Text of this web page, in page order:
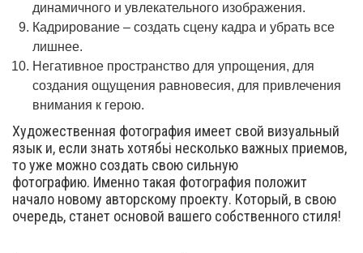
динамичного и увлекательного изображения.
Кадрирование – создать сцену кадра и убрать все
лишнее.
Негативное пространство для упрощения, для
создания ощущения равновесия, для привлечения
внимания к герою.
Художественная фотография имеет свой визуальный
язык и, если знать хотябьі несколько важных приемов,
то уже можно создать свою сильную
фотографию. Именно такая фотография положит
начало новому авторскому проекту. Который, в свою
очередь, станет основой вашего собственного стиля!